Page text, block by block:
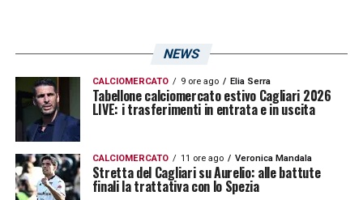
NEWS
CALCIOMERCATO 9 ore ago Elia Serra
Tabellone calciomercato estivo Cagliari 2026
LIVE: i trasferimenti in entrata e in uscita
CALCIOMERCATO 11 ore ago Veronica Mandala
Stretta del Cagliari su Aurelio: alle battute
finali la trattativa con lo Spezia